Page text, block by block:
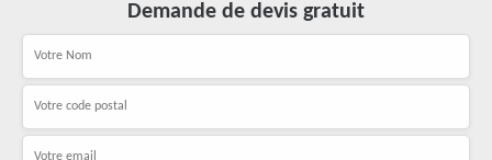
Demande de devis gratuit